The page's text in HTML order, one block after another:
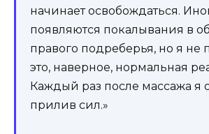
начинает освобождаться.
появляются покалывания в
правого подреберья, но я
это, наверное, нормальная
Каждый раз после массажа
прилив сил.»